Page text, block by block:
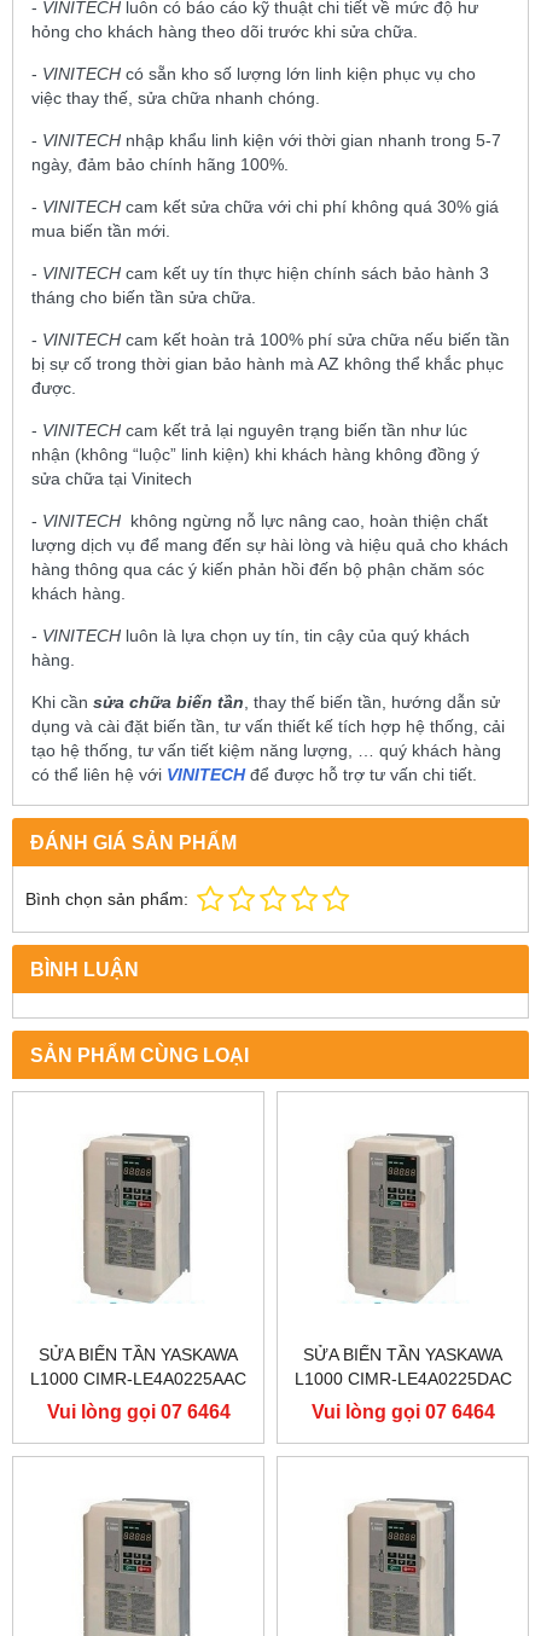
- VINITECH luôn có báo cáo kỹ thuật chi tiết về mức độ hư
hỏng cho khách hàng theo dõi trước khi sửa chữa.
- VINITECH có sẵn kho số lượng lớn linh kiện phục vụ cho
việc thay thế, sửa chữa nhanh chóng.
- VINITECH nhập khẩu linh kiện với thời gian nhanh trong 5-7
ngày, đảm bảo chính hãng 100%.
- VINITECH cam kết sửa chữa với chi phí không quá 30% giá
mua biến tần mới.
- VINITECH cam kết uy tín thực hiện chính sách bảo hành 3
tháng cho biến tần sửa chữa.
- VINITECH cam kết hoàn trả 100% phí sửa chữa nếu biến tần
bị sự cố trong thời gian bảo hành mà AZ không thể khắc phục
được.
- VINITECH cam kết trả lại nguyên trạng biến tần như lúc
nhận (không “luộc” linh kiện) khi khách hàng không đồng ý
sửa chữa tại Vinitech
- VINITECH không ngừng nỗ lực nâng cao, hoàn thiện chất
lượng dịch vụ để mang đến sự hài lòng và hiệu quả cho khách
hàng thông qua các ý kiến phản hồi đến bộ phận chăm sóc
khách hàng.
- VINITECH luôn là lựa chọn uy tín, tin cậy của quý khách
hàng.
Khi cần sửa chữa biến tần , thay thế biến tần, hướng dẫn sử
dụng và cài đặt biến tần, tư vấn thiết kế tích hợp hệ thống, cải
tạo hệ thống, tư vấn tiết kiệm năng lượng, … quý khách hàng
có thể liên hệ với VINITECHđể được hỗ trợ tư vấn chi tiết.
ĐÁNH GIÁ SẢN PHẨM
Bình chọn sản phẩm:
BÌNH LUẬN
SẢN PHẨM CÙNG LOẠI
SỬA BIẾN TẦN YASKAWA
L1000 CIMR-LE4A0225AAC
400V 110KW, BIẾN TẦN
YASKAWA L1000
Vui lòng gọi 07 6464
9556
SỬA BIẾN TẦN YASKAWA
L1000 CIMR-LE4A0225DAC
400V 110KW, BIẾN TẦN
YASKAWA L1000
Vui lòng gọi 07 6464
9556